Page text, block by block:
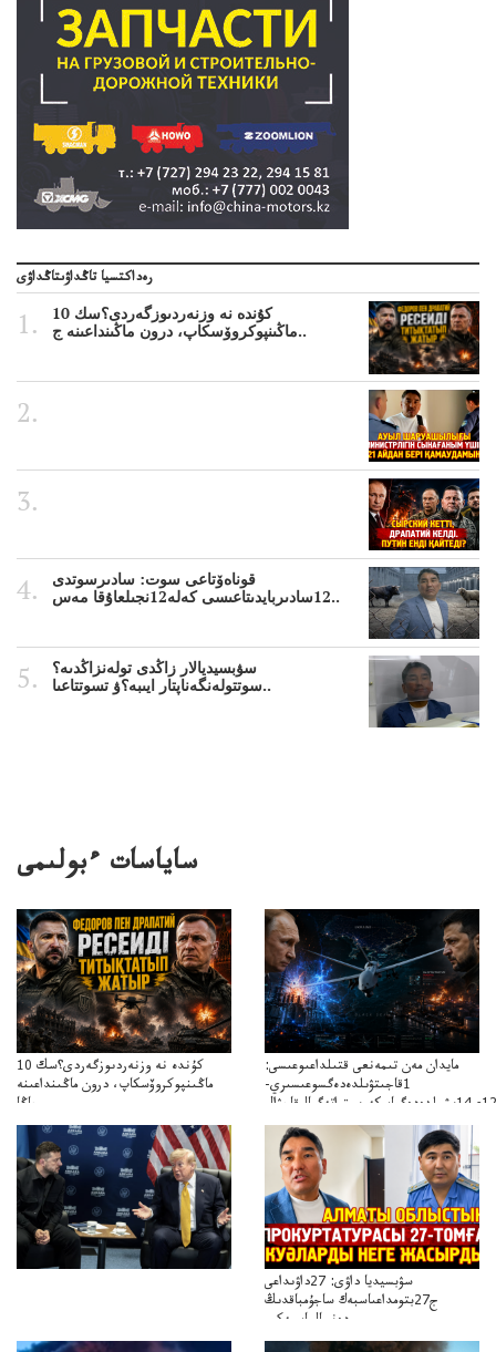
رەداكتسيا تاڭداۋىتاڭداۋى
10 كۇندە نە وزنەردىوزگەردى؟سك
ماڭىنپوكروۆسكاپ، درون ماڭىنداعىنە ج..
قوناەۆتاعى سوت: سادىرسوتدى
12سادىربايدىتاعىسى كەلە12نجىلعاۇقا مەس..
سۋبسيديالار زاڭدى تولەنزاڭدىە؟
سوتتولەنگەناپتار ايىبە؟ۋ تسوتتاعىا..
ساياسات ءبولىمى
10 كۇندە نە وزنەردىوزگەردى؟سك
ماڭىنپوكروۆسكاپ، درون ماڭىنداعىنە
جاڭا
باقاساپباسشىنىدرونكتيكاسوعىسىجانەجاڭاباسقولباسشىنىڭتاكتيكاسى
مايدان مەن تىمەنعى قتىلداعىوعىسى:
1قاجىتۋىلدەدەگسوعىسىري-
سۋبسيديا داۋى: 27داۋىداعى
ج27بتومداعىاسبەك ساجۇمباقدىڭ
دەنسالماسبەكىر
بەردىسادىربايدىڭدەنساۋلىعىسىربەردى